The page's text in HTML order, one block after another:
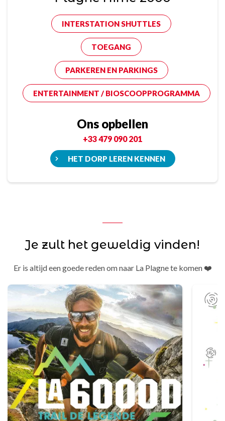
INTERSTATION SHUTTLES
TOEGANG
PARKEREN EN PARKINGS
ENTERTAINMENT / BIOSCOOPPROGRAMMA
Ons opbellen
+33 479 090 201
HET DORP LEREN KENNEN
Je zult het geweldig vinden!
Er is altijd een goede reden om naar La Plagne te komen ❤️